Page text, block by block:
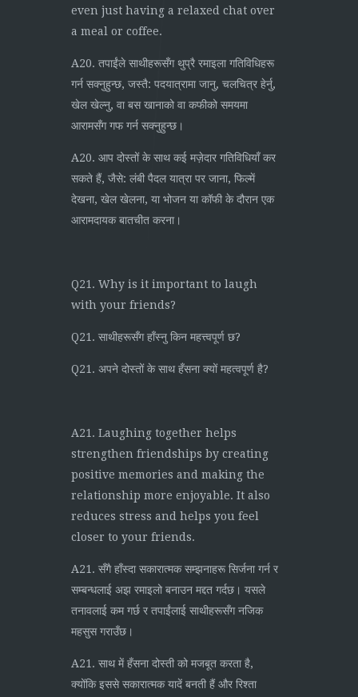
even just having a relaxed chat over
a meal or coffee.
A20. तपाईंले साथीहरूसँग थुप्रै रमाइला गतिविधिहरू
गर्न सक्नुहुन्छ, जस्तै: पदयात्रामा जानु, चलचित्र हेर्नु,
खेल खेल्नु, वा बस खानाको वा कफीको समयमा
आरामसँग गफ गर्न सक्नुहुन्छ।
A20. आप दोस्तों के साथ कई मज़ेदार गतिविधियाँ कर
सकते हैं, जैसे: लंबी पैदल यात्रा पर जाना, फिल्में
देखना, खेल खेलना, या भोजन या कॉफी के दौरान एक
आरामदायक बातचीत करना।
Q21. Why is it important to laugh
with your friends?
Q21. साथीहरूसँग हाँस्नु किन महत्त्वपूर्ण छ?
Q21. अपने दोस्तों के साथ हँसना क्यों महत्वपूर्ण है?
A21. Laughing together helps
strengthen friendships by creating
positive memories and making the
relationship more enjoyable. It also
reduces stress and helps you feel
closer to your friends.
A21. सँगै हाँस्दा सकारात्मक सम्झनाहरू सिर्जना गर्न र
सम्बन्धलाई अझ रमाइलो बनाउन मद्दत गर्दछ। यसले
तनावलाई कम गर्छ र तपाईंलाई साथीहरूसँग नजिक
महसुस गराउँछ।
A21. साथ में हँसना दोस्ती को मजबूत करता है,
क्योंकि इससे सकारात्मक यादें बनती हैं और रिश्ता